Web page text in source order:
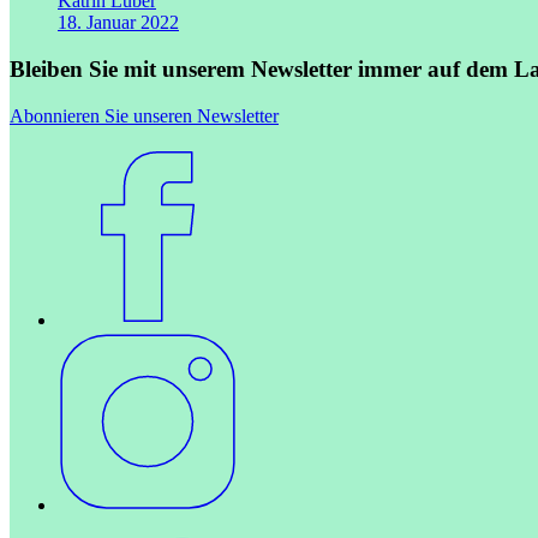
18. Januar 2022
Bleiben Sie mit unserem Newsletter immer auf dem
Abonnieren Sie unseren Newsletter